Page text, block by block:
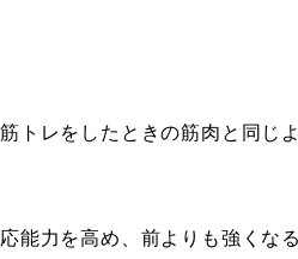
レをしたときの筋肉と同じ
能力を高め、前よりも強くな